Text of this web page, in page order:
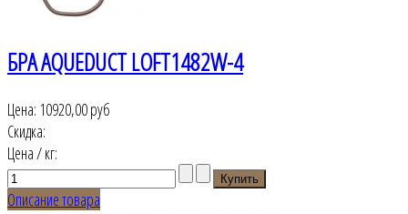
БРА AQUEDUCT LOFT1482W-4
Цена: 10920,00 руб
Скидка:
Цена / кг:
Описание товара